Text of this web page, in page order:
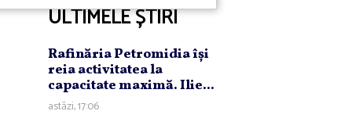
ULTIMELE ȘTIRI
Rafinăria Petromidia îşi
reia activitatea la
capacitate maximă. Ilie...
astăzi, 17:06